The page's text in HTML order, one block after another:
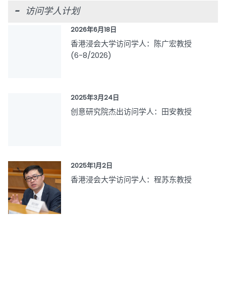
- 访问学人计划
2026年6月18日
香港浸会大学访问学人：陈广宏教授
(6-8/2026)
2025年3月24日
创意研究院杰出访问学人：田安教授
2025年1月2日
香港浸会大学访问学人：程苏东教授